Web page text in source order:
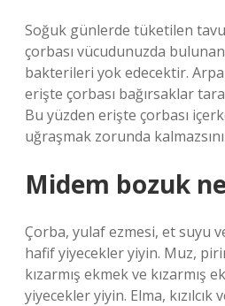
Soğuk günlerde tüketilen
çorbası vücudunuzda bulunan
bakterileri yok edecektir.
erişte çorbası bağırsaklar
Bu yüzden erişte çorbası
uğraşmak zorunda
Midem bozuk
Çorba, yulaf ezmesi, et suyu
hafif yiyecekler yiyin. Muz,
kızarmış ekmek ve kızarmış
yiyecekler yiyin. Elma,